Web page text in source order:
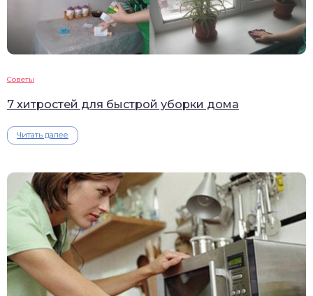
Советы
7 хитростей для быстрой уборки дома
Читать далее